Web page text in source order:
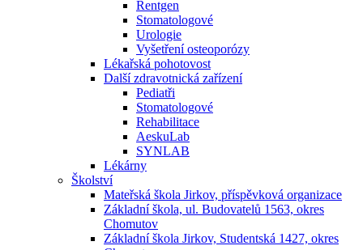
Rentgen
Stomatologové
Urologie
Vyšetření osteoporózy
Lékařská pohotovost
Další zdravotnická zařízení
Pediatři
Stomatologové
Rehabilitace
AeskuLab
SYNLAB
Lékárny
Školství
Mateřská škola Jirkov, příspěvková organizace
Základní škola, ul. Budovatelů 1563, okres
Chomutov
Základní škola Jirkov, Studentská 1427, okres